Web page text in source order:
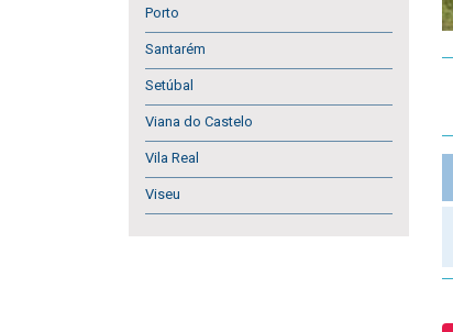
Porto
Santarém
Setúbal
Viana do Castelo
Vila Real
Viseu